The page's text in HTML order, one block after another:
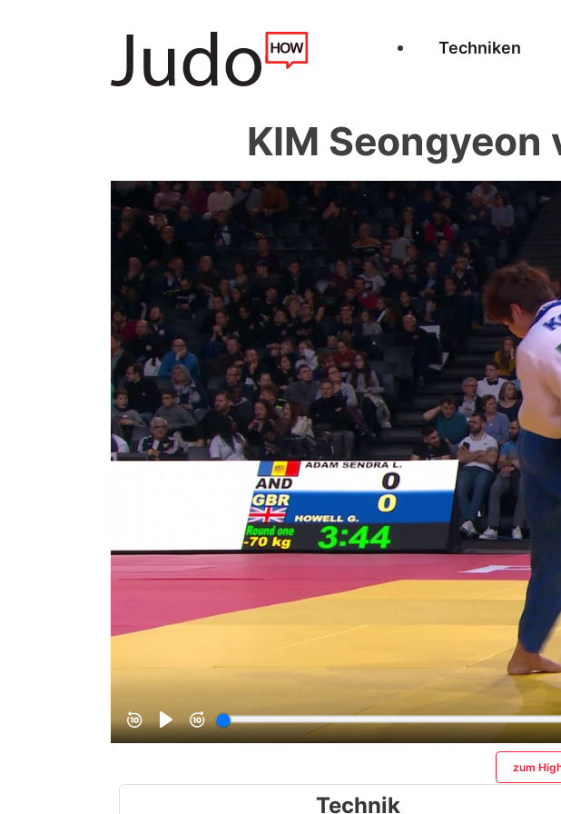
Techniken
KIM Seongyeon
zum
Technik